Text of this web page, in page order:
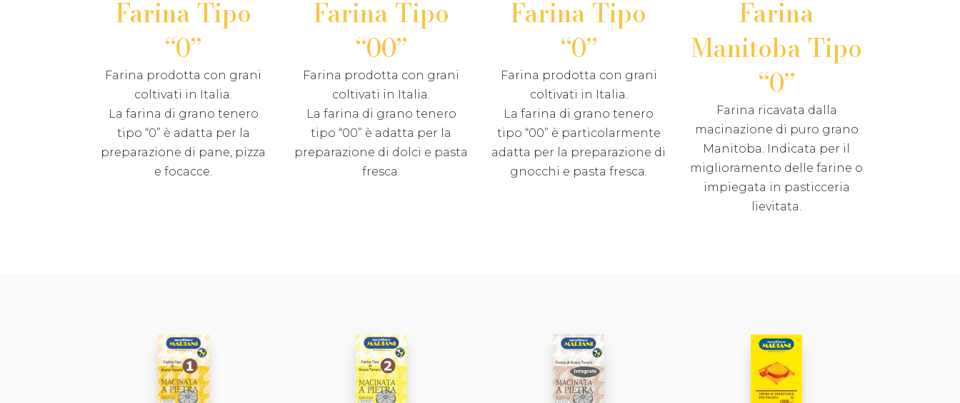
Farina Tipo
“0”
Farina prodotta con grani
coltivati in Italia.
La farina di grano tenero
tipo “0” è adatta per la
preparazione di pane, pizza
e focacce.
Farina Tipo
“00”
Farina prodotta con grani
coltivati in Italia.
La farina di grano tenero
tipo “00” è adatta per la
preparazione di dolci e pasta
fresca.
Farina Tipo
“0”
Farina prodotta con grani
coltivati in Italia.
La farina di grano tenero
tipo “00” è particolarmente
adatta per la preparazione di
gnocchi e pasta fresca.
Farina
Manitoba Tipo
“0”
Farina ricavata dalla
macinazione di puro grano
Manitoba. Indicata per il
miglioramento delle farine o
impiegata in pasticceria
lievitata.